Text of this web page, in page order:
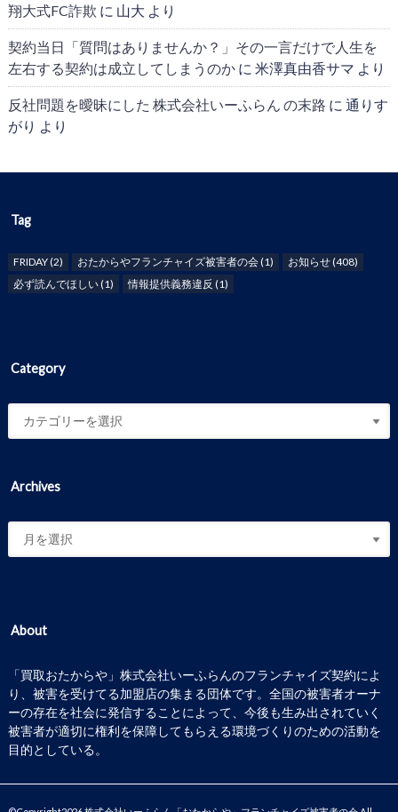
翔大式FC詐欺 に 山大 より
契約当日「質問はありませんか？」その一言だけで人生を
左右する契約は成立してしまうのかに 米澤真由香サマ より
反社問題を曖昧にした 株式会社いーふらん の末路 に 通りす
がり より
Tag
FRIDAY(2) おたからやフランチャイズ被害者の会(1) お知らせ(408)
必ず読んでほしい(1) 情報提供義務違反 (1)
Category
Archives
About
「買取おたからや」株式会社いーふらんのフランチャイズ契約によ
り、被害を受けてる加盟店の集まる団体です。全国の被害者オーナ
ーの存在を社会に発信することによって、今後も生み出されていく
被害者が適切に権利を保障してもらえる環境づくりのための活動を
目的としている。